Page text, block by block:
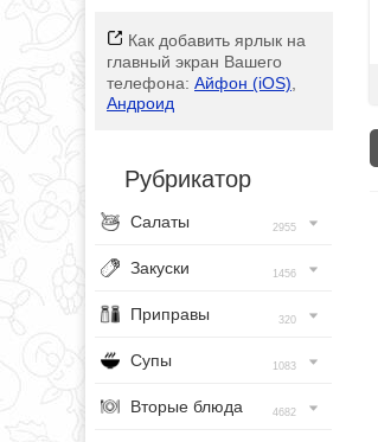
Как добавить ярлык на
главный экран Вашего
телефона: Айфон (iOS)
Андроид
Рубрикатор
Салаты 2955
Закуски 1456
Приправы 320
Супы 1083
Вторые блюда 4682